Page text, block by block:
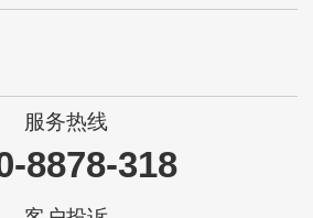
服务热线
8878-318